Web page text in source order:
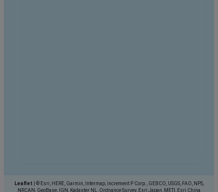
Leaflet
© Esri, HERE, Garmin, Intermap, increment P Corp., GEBCO, USGS, FAO, NPS,
NRCAN, GeoBase, IGN, Kadaster NL, Ordnance Survey, Esri Japan, METI, Esri China